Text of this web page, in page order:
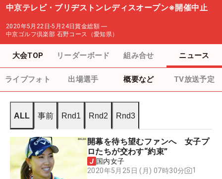
中京テレビ・ブリヂストンレディスオープン※開催中止
2020年5月22日-5月24日賞金総額 ―
中京ゴルフ倶楽部 石野コース（愛知県）
大会TOP リーダーボード 組み合せ ニュース
ライブフォト 出場選手 概要など TV放送予定
ALL 事前 Rnd1 Rnd2 Rnd3
開幕を待ち望むファンへ 女子プ
ロたちが交わす“約束”
国内女子
2020年5月25日 (月) 07時30分
1